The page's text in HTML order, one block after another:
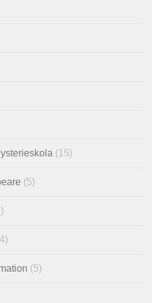
(15)
(5)
(5)